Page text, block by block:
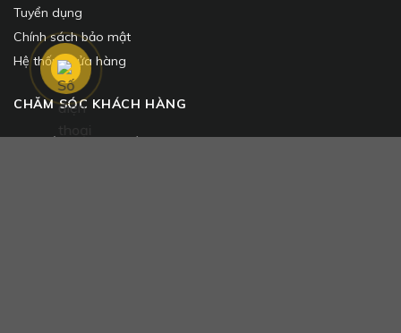
Tuyển dụng
Chính sách bảo mật
Hệ thống cửa hàng
CHĂM SÓC KHÁCH HÀNG
Giao hàng, thanh toán